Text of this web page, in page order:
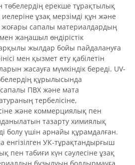
төбелердің ерекше тұрақтылық
ұзақ мерзімді құн және
сапалы материалдардың
жаңашыл өндірістік
арқылы жылдар бойы пайдалануға
мен қызмет ету қабілетін
жасауға мүмкіндік береді. UV-
құрылысында
ПВХ және мата
тербелісіне,
және коммерциялық пен
тазарту химиялық
болу үшін арнайы құрамдалған.
УК-тұрақтандырғыш
пен табиғи күн сәулесіне ұзақ